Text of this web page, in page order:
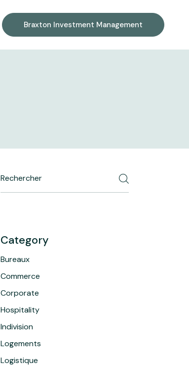
Braxton Investment Management
Category
Bureaux
Commerce
Corporate
Hospitality
Indivision
Logements
Logistique